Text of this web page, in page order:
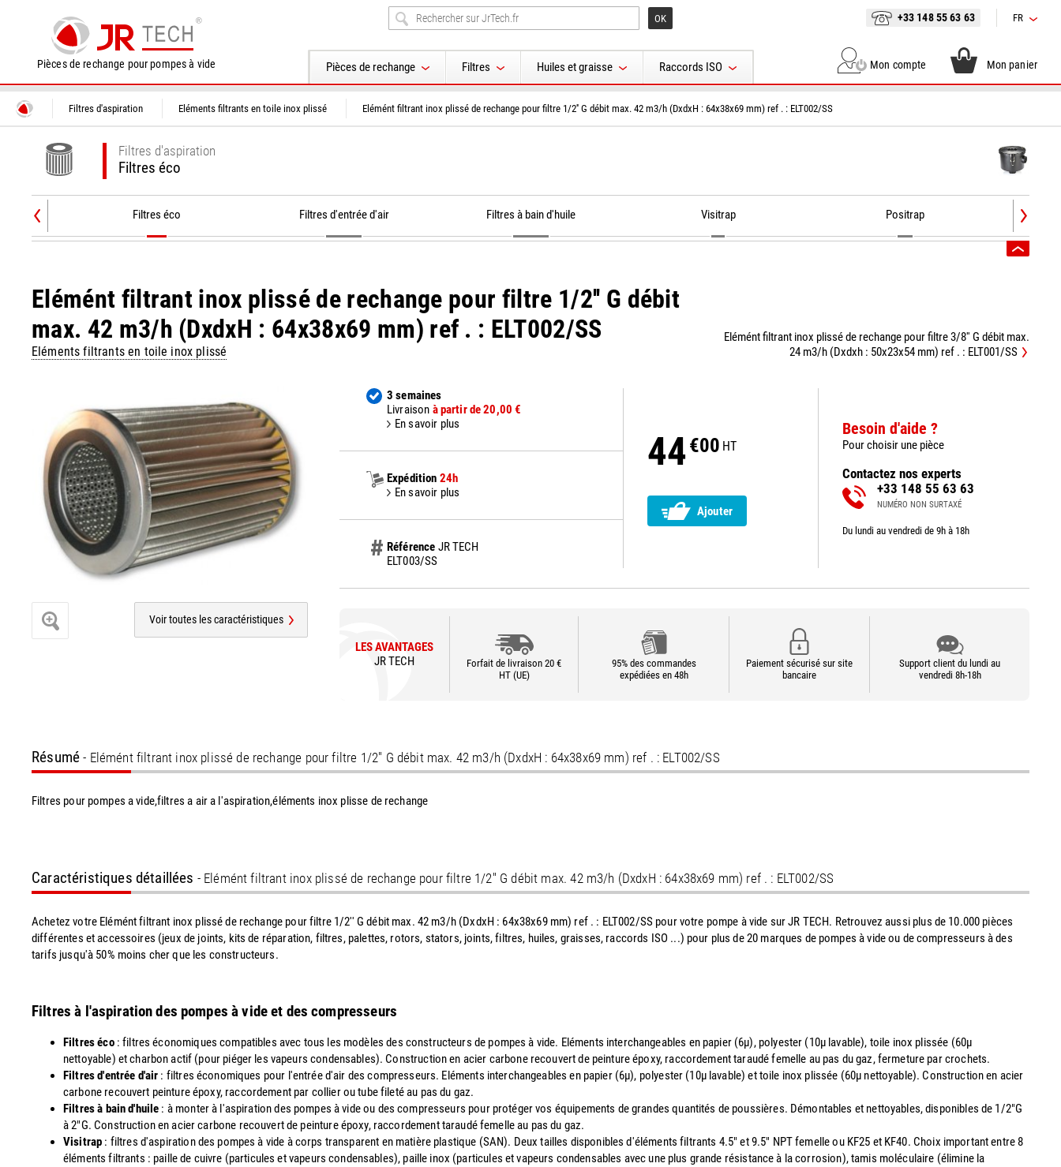
Pièces de rechange pour pompes à vide Pièces de rechange Filtres Huiles et graisse Raccords ISO
+33 148 55 63 63 FR
Mon compte Mon panier
Filtres d'aspiration Eléments filtrants en toile inox plissé Elémént filtrant inox plissé de rechange pour filtre 1/2'' G débit max. 42 m3/h (DxdxH : 64x38x69 mm) ref . : ELT002/SS
Filtres d'aspiration
Filtres éco
Filtres éco Filtres d'entrée d'air Filtres à bain d'huile Visitrap Positrap
Elémént filtrant inox plissé de rechange pour filtre 1/2'' G débit
max. 42 m3/h (DxdxH : 64x38x69 mm) ref . : ELT002/SS
Eléments filtrants en toile inox plissé
Elémént filtrant inox plissé de rechange pour filtre 3/8'' G débit max.
24 m3/h (Dxdxh : 50x23x54 mm) ref . : ELT001/SS
Voir toutes les caractéristiques
3 semaines
Livraison à partir de 20,00 €
En savoir plus
Expédition 24h
En savoir plus
Référence JR TECH
ELT003/SS
44€00 HT
Ajouter
Besoin d'aide ?
Pour choisir une pièce
Contactez nos experts
+33 148 55 63 63
NUMÉRO NON SURTAXÉ
Du lundi au vendredi de 9h à 18h
LES AVANTAGES
JR TECH
Forfait de livraison 20 €
HT (UE)
95% des commandes
expédiées en 48h
Paiement sécurisé sur site
bancaire
Support client du lundi au
vendredi 8h-18h
Résumé - Elémént filtrant inox plissé de rechange pour filtre 1/2'' G débit max. 42 m3/h (DxdxH : 64x38x69 mm) ref . : ELT002/SS
Filtres pour pompes a vide,filtres a air a l'aspiration,éléments inox plisse de rechange
Caractéristiques détaillées - Elémént filtrant inox plissé de rechange pour filtre 1/2'' G débit max. 42 m3/h (DxdxH : 64x38x69 mm) ref . : ELT002/SS
Achetez votre Elémént filtrant inox plissé de rechange pour filtre 1/2'' G débit max. 42 m3/h (DxdxH : 64x38x69 mm) ref . : ELT002/SS pour votre pompe à vide sur JR TECH. Retrouvez aussi plus de 10.000 pièces
différentes et accessoires (jeux de joints, kits de réparation, filtres, palettes, rotors, stators, joints, filtres, huiles, graisses, raccords ISO ...) pour plus de 20 marques de pompes à vide ou de compresseurs à des
tarifs jusqu'à 50% moins cher que les constructeurs.
Filtres à l'aspiration des pompes à vide et des compresseurs
Filtres éco: filtres économiques compatibles avec tous les modèles des constructeurs de pompes à vide. Eléments interchangeables en papier (6µ), polyester (10µ lavable), toile inox plissée (60µ
nettoyable) et charbon actif (pour piéger les vapeurs condensables). Construction en acier carbone recouvert de peinture époxy, raccordement taraudé femelle au pas du gaz, fermeture par crochets.
Filtres d'entrée d'air : filtres économiques pour l'entrée d'air des compresseurs. Eléments interchangeables en papier (6µ), polyester (10µ lavable) et toile inox plissée (60µ nettoyable). Construction en acier
carbone recouvert peinture époxy, raccordement par collier ou tube fileté au pas du gaz.
Filtres à bain d'huile : à monter à l'aspiration des pompes à vide ou des compresseurs pour protéger vos équipements de grandes quantités de poussières. Démontables et nettoyables, disponibles de 1/2"G
à 2"G. Construction en acier carbone recouvert de peinture époxy, raccordement taraudé femelle au pas du gaz.
Visitrap : filtres d'aspiration des pompes à vide à corps transparent en matière plastique (SAN). Deux tailles disponibles d'éléments filtrants 4.5" et 9.5" NPT femelle ou KF25 et KF40. Choix important entre 8
éléments filtrants : paille de cuivre (particules et vapeurs condensables), paille inox (particules et vapeurs condensables avec une plus grande résistance à la corrosion), tamis moléculaire (élimine la